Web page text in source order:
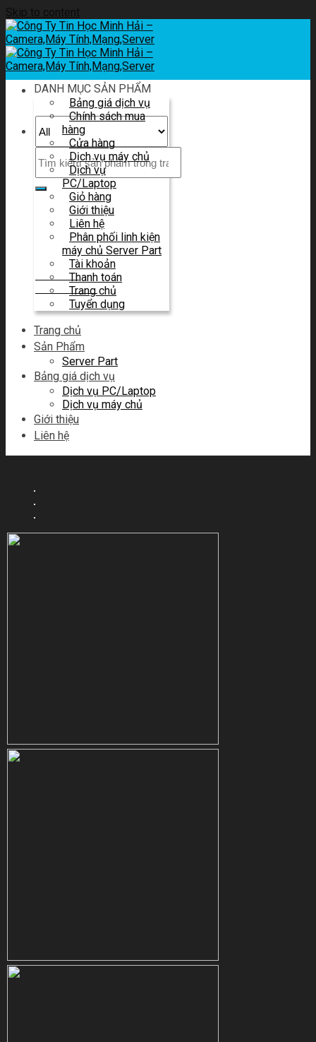
Skip to content
Liên hệ tư vấn
Và báo giá
HOTLINE
0914 580 683
DANH MỤC SẢN PHẨM
Bảng giá dịch vụ
Chính sách mua
hàng
Cửa hàng
Dịch vụ máy chủ
Dịch vụ
PC/Laptop
Giỏ hàng
Giới thiệu
Liên hệ
Phân phối linh kiện
máy chủ Server Part
Tài khoản
Thanh toán
Trang chủ
Tuyển dụng
Trang chủ
Sản Phẩm
Server Part
Bảng giá dịch vụ
Dịch vụ PC/Laptop
Dịch vụ máy chủ
Giới thiệu
Liên hệ